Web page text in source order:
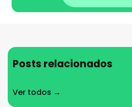
Posts relacionados
Ver todos →